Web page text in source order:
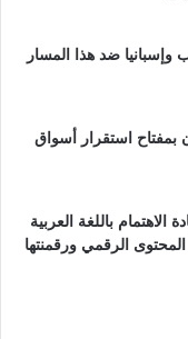
ضد هذا المسار
استقرار أسواق
الاهتمام باللغة العربية
الرقمي ورقمنتها